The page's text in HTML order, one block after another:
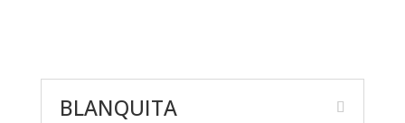
BLANQUITA